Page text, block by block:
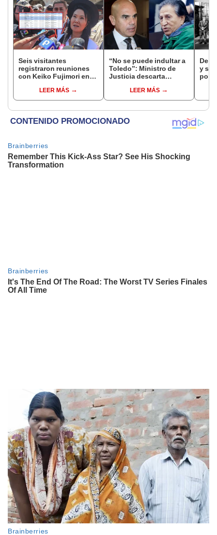
Seis visitantes
registraron reuniones
con Keiko Fujimori en
presidenta se
encontraba en Junín
LEER MÁS
“No se puede indultar a
Toledo”: Ministro de
Justicia descarta
exmandatario
LEER MÁS
De
y
por